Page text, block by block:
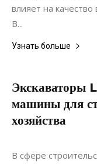
влияет на
В...
Узнать больше
Экскаваторы
машины для
хозяйства
22.11.2021
В сфере